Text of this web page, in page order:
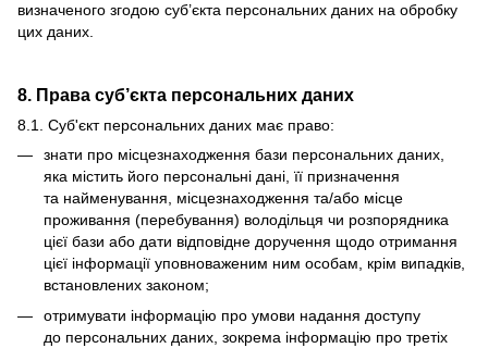
визначеного згодою суб’єкта персональних даних на обробку
цих даних.
8. Права суб’єкта персональних даних
8.1. Суб'єкт персональних даних має право:
знати про місцезнаходження бази персональних даних,
яка містить його персональні дані, її призначення
та найменування, місцезнаходження та/або місце
проживання (перебування) володільця чи розпорядника
цієї бази або дати відповідне доручення щодо отримання
цієї інформації уповноваженим ним особам, крім випадків,
встановлених законом;
отримувати інформацію про умови надання доступу
до персональних даних, зокрема інформацію про третіх